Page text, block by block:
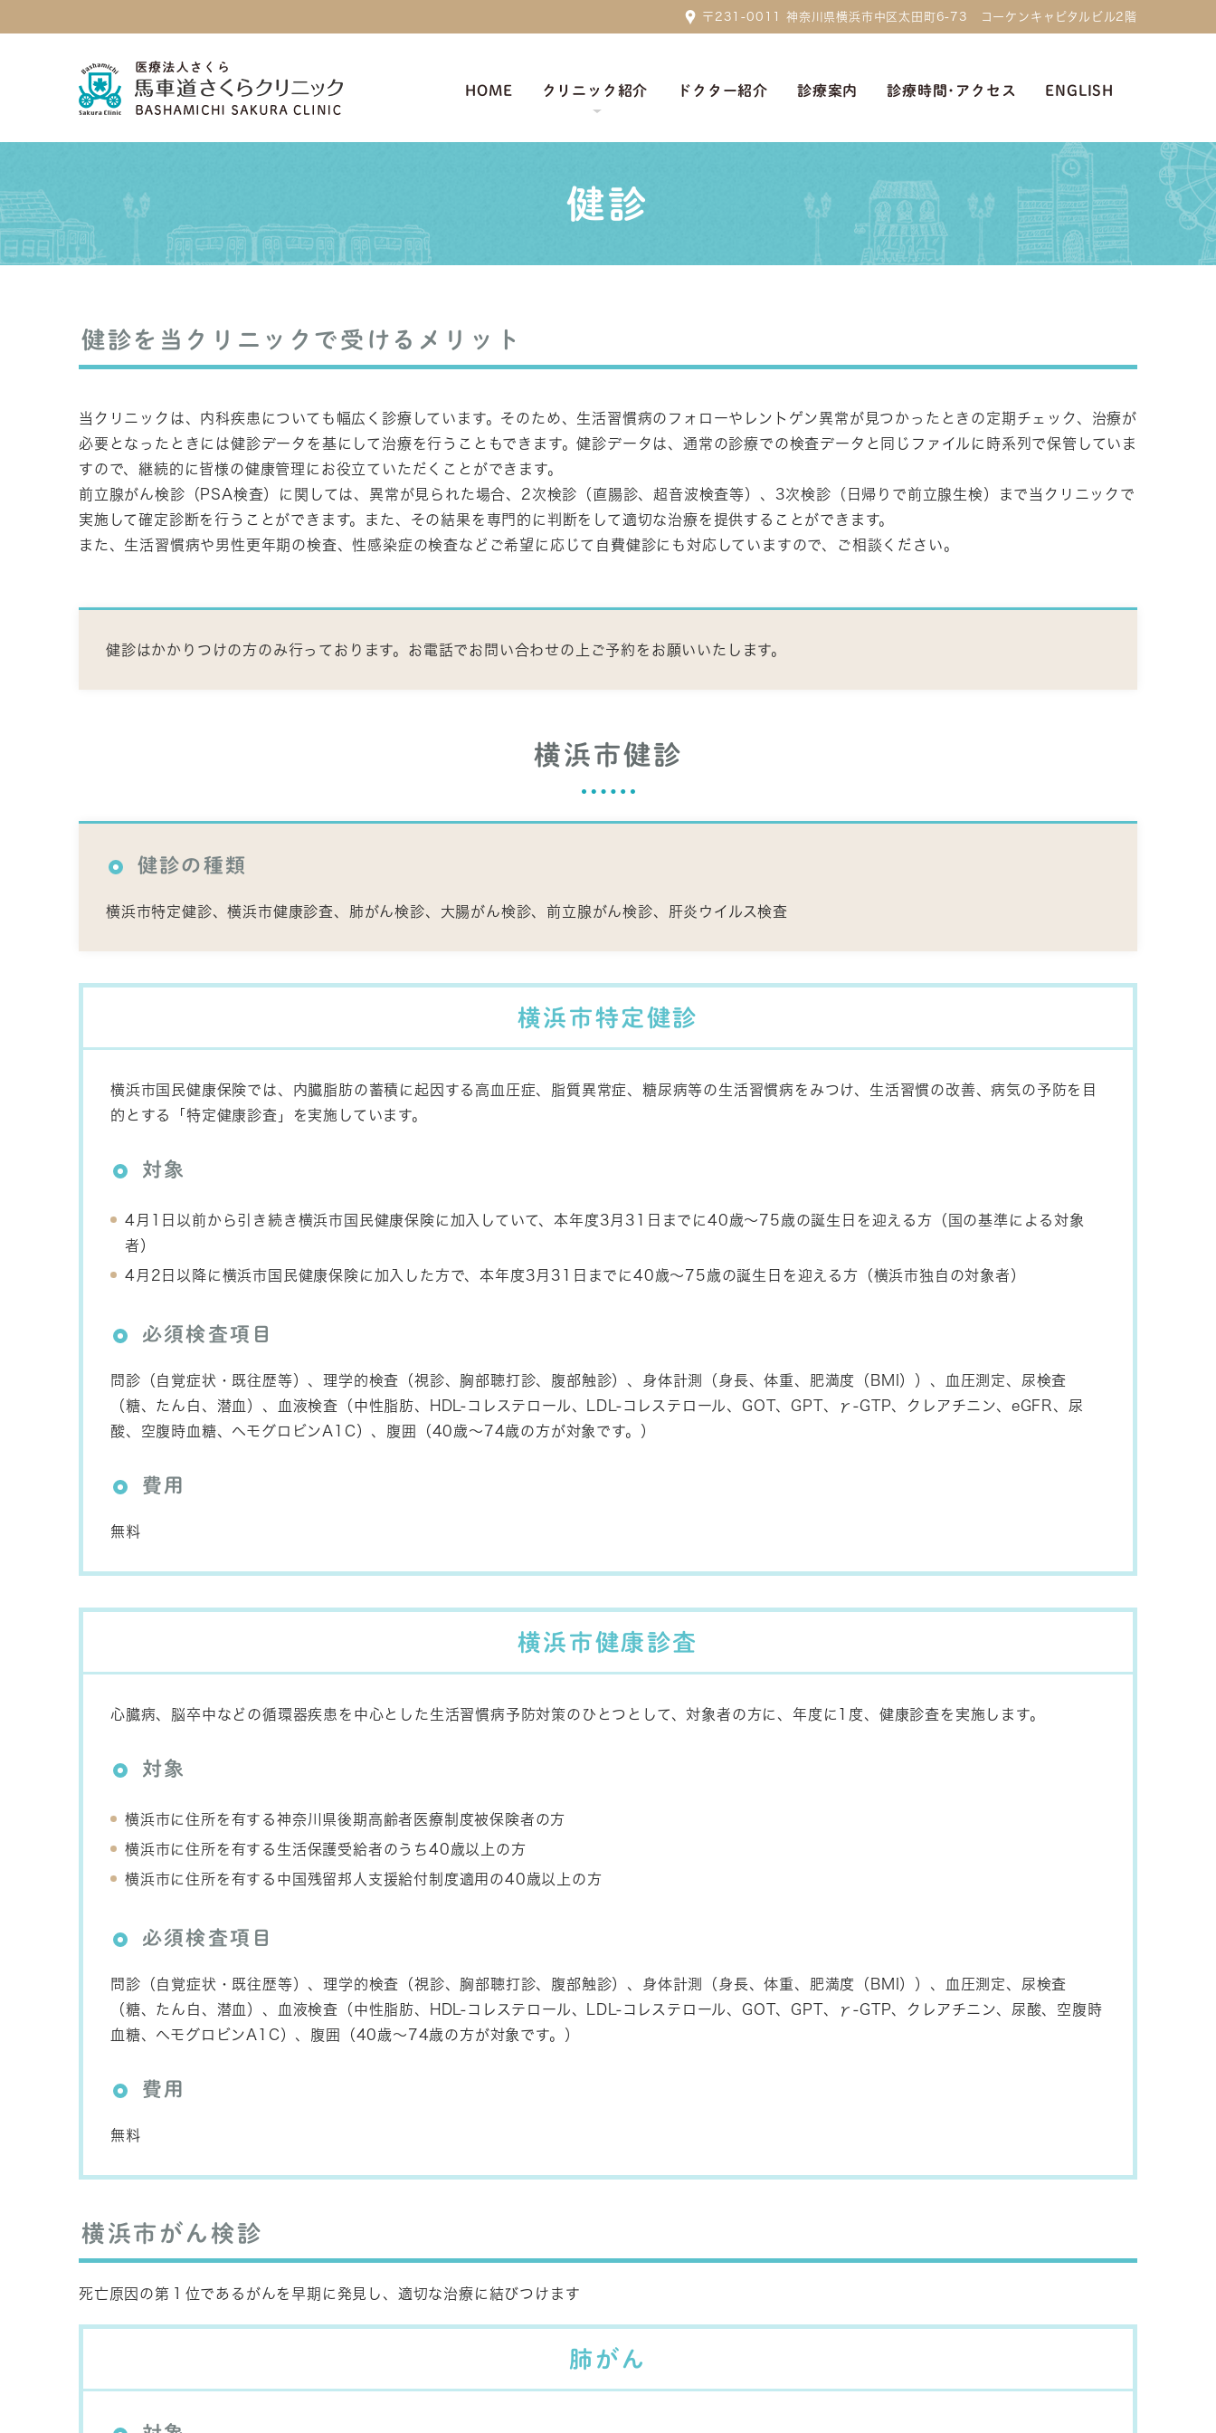
〒231-0011 神奈川県横浜市中区太田町6-73 コーケンキャピタルビル2階
HOME クリニック紹介 ドクター紹介 診療案内 診療時間･アクセス ENGLISH
健診
健診を当クリニックで受けるメリット
当クリニックは、内科疾患についても幅広く診療しています。そのため、生活習慣病のフォローやレントゲン異常が見つかったときの定期チェック、治療が
必要となったときには健診データを基にして治療を行うこともできます。健診データは、通常の診療での検査データと同じファイルに時系列で保管していま
すので、継続的に皆様の健康管理にお役立ていただくことができます。
前立腺がん検診（PSA検査）に関しては、異常が見られた場合、2次検診（直腸診、超音波検査等）、3次検診（日帰りで前立腺生検）まで当クリニックで
実施して確定診断を行うことができます。また、その結果を専門的に判断をして適切な治療を提供することができます。
また、生活習慣病や男性更年期の検査、性感染症の検査などご希望に応じて自費健診にも対応していますので、ご相談ください。
健診はかかりつけの方のみ行っております。お電話でお問い合わせの上ご予約をお願いいたします。
横浜市健診
健診の種類
横浜市特定健診、横浜市健康診査、肺がん検診、大腸がん検診、前立腺がん検診、肝炎ウイルス検査
横浜市特定健診
横浜市国民健康保険では、内臓脂肪の蓄積に起因する高血圧症、脂質異常症、糖尿病等の生活習慣病をみつけ、生活習慣の改善、病気の予防を目
的とする「特定健康診査」を実施しています。
対象
4月1日以前から引き続き横浜市国民健康保険に加入していて、本年度3月31日までに40歳～75歳の誕生日を迎える方（国の基準による対象
者）
4月2日以降に横浜市国民健康保険に加入した方で、本年度3月31日までに40歳～75歳の誕生日を迎える方（横浜市独自の対象者）
必須検査項目
問診（自覚症状・既往歴等）、理学的検査（視診、胸部聴打診、腹部触診）、身体計測（身長、体重、肥満度（BMI））、血圧測定、尿検査
（糖、たん白、潜血）、血液検査（中性脂肪、HDL-コレステロール、LDL-コレステロール、GOT、GPT、γ-GTP、クレアチニン、eGFR、尿
酸、空腹時血糖、ヘモグロビンA1C）、腹囲（40歳～74歳の方が対象です。）
費用
無料
横浜市健康診査
心臓病、脳卒中などの循環器疾患を中心とした生活習慣病予防対策のひとつとして、対象者の方に、年度に1度、健康診査を実施します。
対象
横浜市に住所を有する神奈川県後期高齢者医療制度被保険者の方
横浜市に住所を有する生活保護受給者のうち40歳以上の方
横浜市に住所を有する中国残留邦人支援給付制度適用の40歳以上の方
必須検査項目
問診（自覚症状・既往歴等）、理学的検査（視診、胸部聴打診、腹部触診）、身体計測（身長、体重、肥満度（BMI））、血圧測定、尿検査
（糖、たん白、潜血）、血液検査（中性脂肪、HDL-コレステロール、LDL-コレステロール、GOT、GPT、γ-GTP、クレアチニン、尿酸、空腹時
血糖、ヘモグロビンA1C）、腹囲（40歳～74歳の方が対象です。）
費用
無料
横浜市がん検診
死亡原因の第１位であるがんを早期に発見し、適切な治療に結びつけます
肺がん